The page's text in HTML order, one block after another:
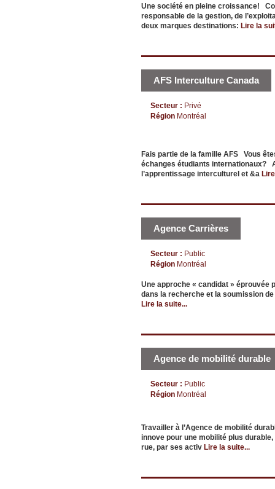
Une société en pleine croissance!
responsable de la gestion, de
deux marques destinations: Lire la
AFS Interculture Canada
Secteur : Privé
Région Montréal
Fais partie de la famille AFS Vous
échanges étudiants internationaux?
l’apprentissage interculturel et &a
Agence Carrières
Secteur : Public
Région Montréal
Une approche « candidat »
dans la recherche et la soumission
Lire la suite...
Agence de mobilité durable
Secteur : Public
Région Montréal
Travailler à l’Agence de mobilité
innove pour une mobilité plus
rue, par ses activ Lire la suite...